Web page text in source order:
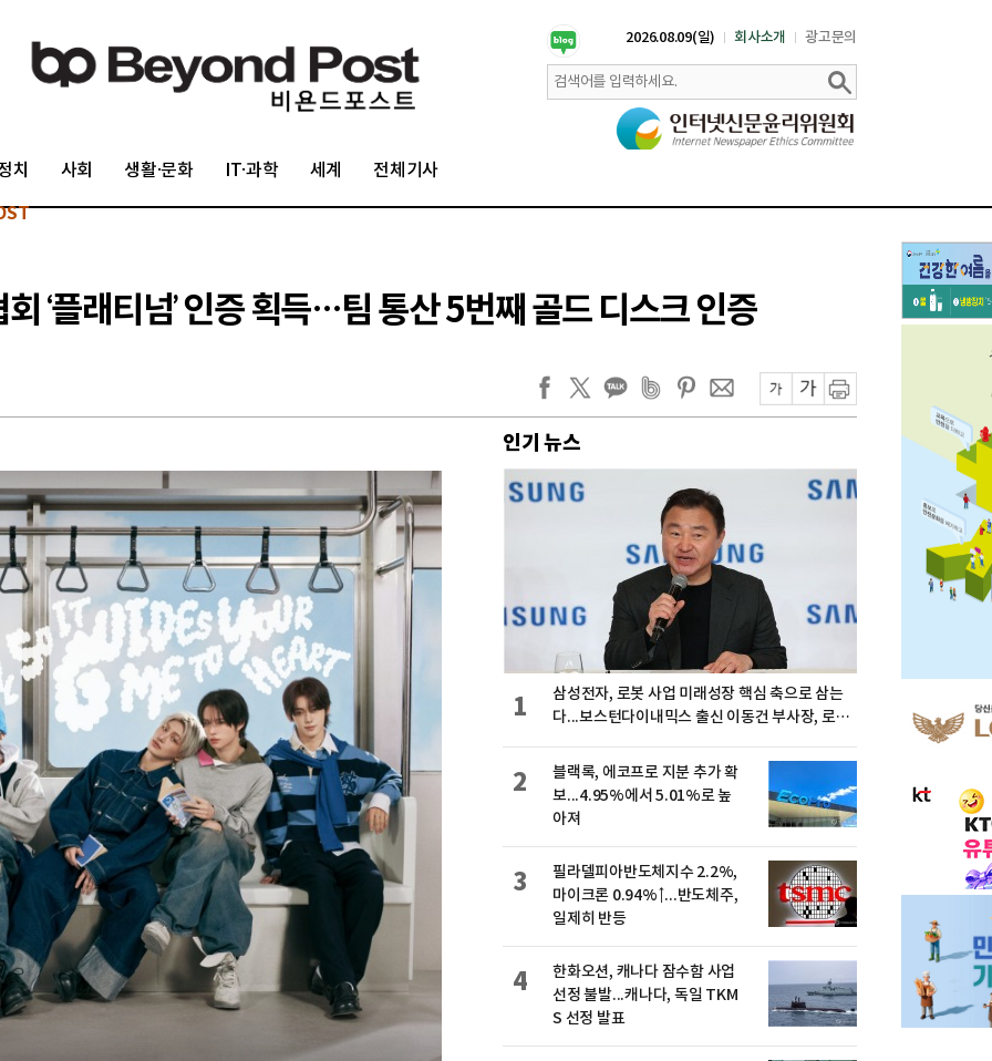
2026.08.09(일) 회사소개 광고문의
치 사회 생활·문화 IT·과학 세계 전체기사
‘플래티넘’ 인증 획득…팀 통산 5번째 골드 디스크 인증
인기 뉴스
삼성전자, 로봇 사업 미래성장 핵심 축으로 삼는
다...보스턴다이내믹스 출신 이동건 부사장, 로보
1
블랙록, 에코프로 지분 추가 확
보...4.95%에서 5.01%로 높
아져
2
필라델피아반도체지수 2.2%,
마이크론 0.94%↑...반도체주,
일제히 반등
3
한화오션, 캐나다 잠수함 사업
선정 불발...캐나다, 독일 TKM
S 선정 발표
4